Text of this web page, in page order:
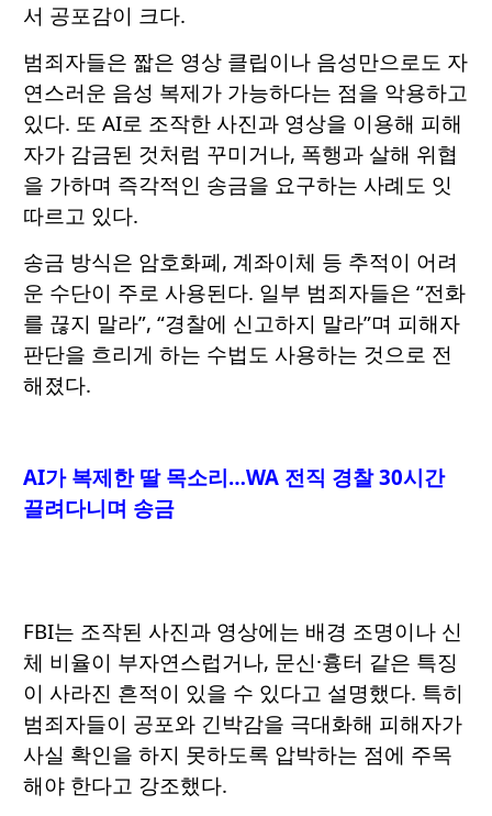
서 공포감이 크다.
범죄자들은 짧은 영상 클립이나 음성만으로도 자
연스러운 음성 복제가 가능하다는 점을 악용하고
있다. 또 AI로 조작한 사진과 영상을 이용해 피해
자가 감금된 것처럼 꾸미거나, 폭행과 살해 위협
을 가하며 즉각적인 송금을 요구하는 사례도 잇
따르고 있다.
송금 방식은 암호화폐, 계좌이체 등 추적이 어려
운 수단이 주로 사용된다. 일부 범죄자들은 “전화
를 끊지 말라”, “경찰에 신고하지 말라”며 피해자
판단을 흐리게 하는 수법도 사용하는 것으로 전
해졌다.
AI가 복제한 딸 목소리…WA 전직 경찰 30시간
끌려다니며 송금
FBI는 조작된 사진과 영상에는 배경 조명이나 신
체 비율이 부자연스럽거나, 문신·흉터 같은 특징
이 사라진 흔적이 있을 수 있다고 설명했다. 특히
범죄자들이 공포와 긴박감을 극대화해 피해자가
사실 확인을 하지 못하도록 압박하는 점에 주목
해야 한다고 강조했다.